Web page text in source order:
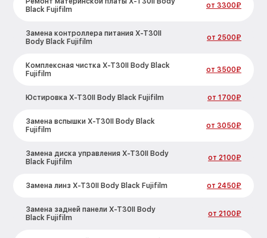
Black Fujifilm
от 3300₽
Замена контроллера питания X-T30II
Body Black Fujifilm
от 2500₽
Комплексная чистка X-T30II Body Black
Fujifilm
от 3500₽
Юстировка X-T30II Body Black Fujifilm от 1700₽
Замена вспышки X-T30II Body Black
Fujifilm
от 3050₽
Замена диска управления X-T30II Body
Black Fujifilm
от 2100₽
Замена линз X-T30II Body Black Fujifilm от 2450₽
Замена задней панели X-T30II Body
Black Fujifilm
от 2100₽